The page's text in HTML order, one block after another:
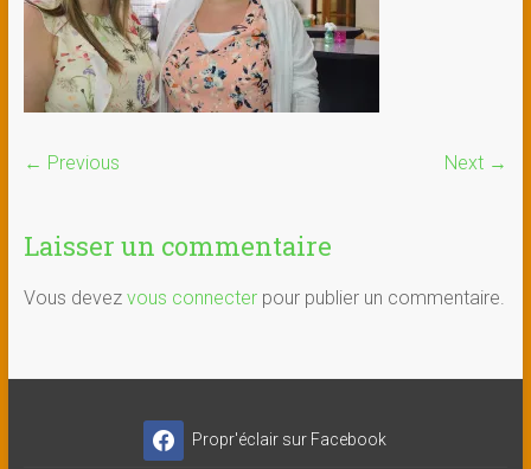
← Previous Next →
Laisser un commentaire
Vous devez vous connecterpour publier un commentaire.
Propr'éclair sur Facebook